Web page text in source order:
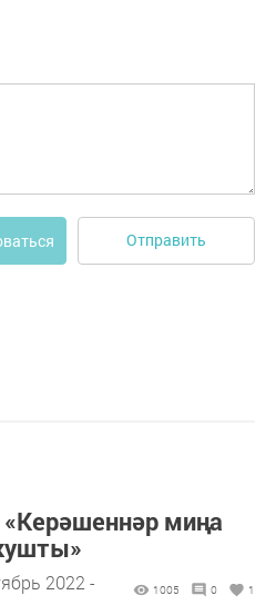
Отправить
миңа
2022 -
1005 0 1